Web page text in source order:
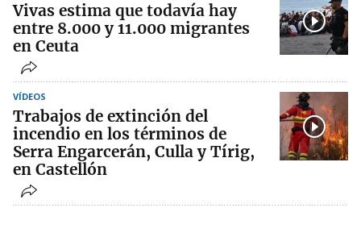
Vivas estima que todavía hay
entre 8.000 y 11.000 migrantes
en Ceuta
VÍDEOS
Trabajos de extinción del
incendio en los términos de
Serra Engarcerán, Culla y Tírig,
en Castellón